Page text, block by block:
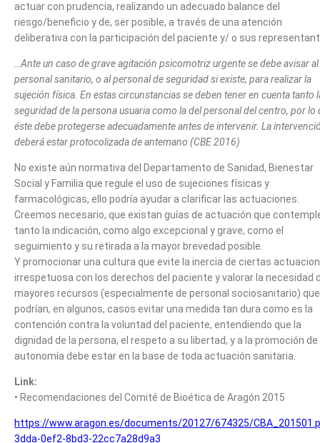
actuar con prudencia, realizando un adecuado balance del
riesgo/beneficio y de, ser posible, a través de una atención
deliberativa con la participación del paciente y/ o sus
…Ante un caso de grave agitación psicomotriz urgente se debe avisar al
personal sanitario, o al personal de seguridad si existe, para realizar la
sujeción física. En estas circunstancias se deben tener en cuenta tanto
seguridad de la persona usuaria como la del personal del centro, por lo
éste debe protegerse adecuadamente antes de intervenir. La
deberá estar protocolizada de antemano (CBE 2016)
No existe aún normativa del Departamento de Sanidad, Bienestar
Social y Familia que regule el uso de sujeciones físicas y
farmacológicas, ello podría ayudar a clarificar las actuaciones.
Creemos necesario, que existan guías de actuación que
tanto la indicación, como algo excepcional y grave, como el
seguimiento y su retirada a la mayor brevedad posible.
Y promocionar una cultura que evite la inercia de ciertas
irrespetuosa con los derechos del paciente y valorar la necesidad
mayores recursos (especialmente de personal sociosanitario) que
podrían, en algunos, casos evitar una medida tan dura como es la
contención contra la voluntad del paciente, entendiendo que la
dignidad de la persona, el respeto a su libertad, y a la promoción de
autonomía debe estar en la base de toda actuación sanitaria.
Link:
• Recomendaciones del Comité de Bioética de Aragón 2015
https://www.aragon.es/documents/20127/674325/
3dda-0ef2-8bd3-22cc7a28d9a3